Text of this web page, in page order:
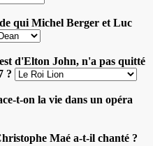
qui Michel Berger et Luc
d'Elton John, n'a pas quitté
?
t-on la vie dans un opéra
Maé a-t-il chanté ?